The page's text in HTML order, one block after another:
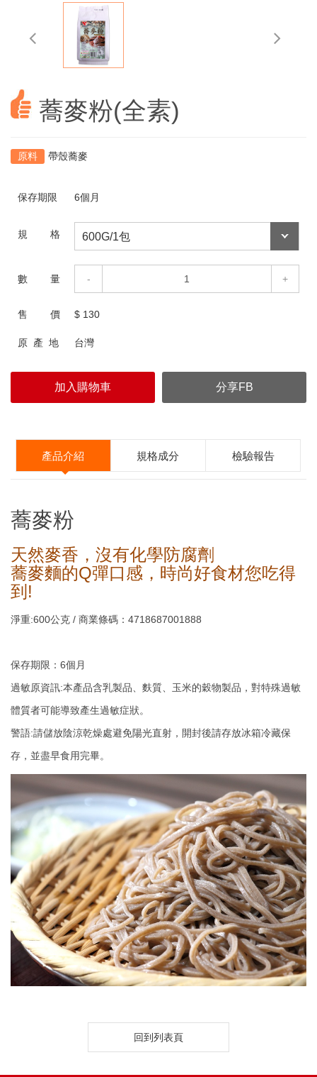
蕎麥粉(全素)
帶殼蕎麥
保存期限 6個月
規 格
數 量 - +
售 價 $ 130
原 產 地 台灣
加入購物車 分享FB
產品介紹 規格成分 檢驗報告
蕎麥粉
天然麥香，沒有化學防腐劑
蕎麥麵的Q彈口感，時尚好食材您吃得
到!
淨重:600公克 / 商業條碼：4718687001888
保存期限：6個月
過敏原資訊:本產品含乳製品、麩質、玉米的穀物製品，對特殊過敏
體質者可能導致產生過敏症狀。
警語:請儲放陰涼乾燥處避免陽光直射，開封後請存放冰箱冷藏保
存，並盡早食用完畢。
營養標示
每一份量100克
本包裝含5份/10份
每份 每100公克
熱量
蛋白質 11公克
反式脂肪 0公克
碳水化合物 71.3公克 71.3公克
糖
2毫克
鬆餅粉
回到列表頁